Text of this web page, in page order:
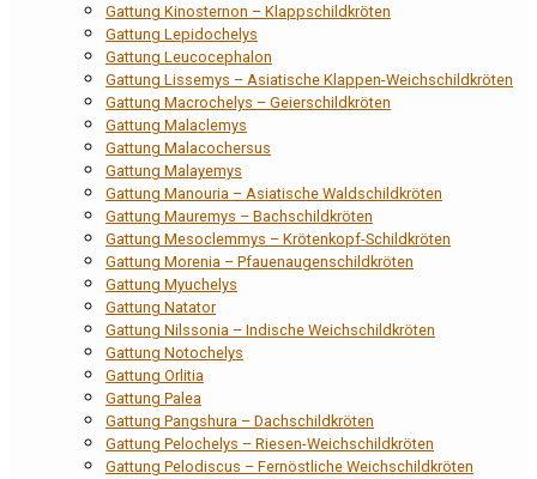
Gattung Kinosternon – Klappschildkröten
Gattung Lepidochelys
Gattung Leucocephalon
Gattung Lissemys – Asiatische Klappen-Weichschildkröten
Gattung Macrochelys – Geierschildkröten
Gattung Malaclemys
Gattung Malacochersus
Gattung Malayemys
Gattung Manouria – Asiatische Waldschildkröten
Gattung Mauremys – Bachschildkröten
Gattung Mesoclemmys – Krötenkopf-Schildkröten
Gattung Morenia – Pfauenaugenschildkröten
Gattung Myuchelys
Gattung Natator
Gattung Nilssonia – Indische Weichschildkröten
Gattung Notochelys
Gattung Orlitia
Gattung Palea
Gattung Pangshura – Dachschildkröten
Gattung Pelochelys – Riesen-Weichschildkröten
Gattung Pelodiscus – Fernöstliche Weichschildkröten